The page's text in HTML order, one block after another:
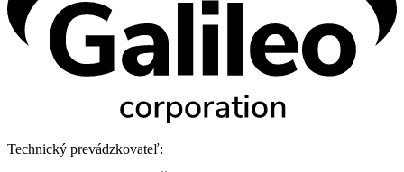
Technický prevádzkovateľ: